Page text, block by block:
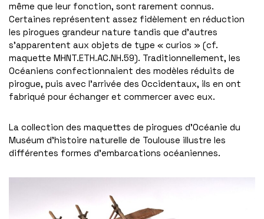
même que leur fonction, sont rarement connus.
Certaines représentent assez fidèlement en réduction
les pirogues grandeur nature tandis que d’autres
s’apparentent aux objets de type « curios » (cf.
maquette MHNT.ETH.AC.NH.59). Traditionnellement, les
Océaniens confectionnaient des modèles réduits de
pirogue, puis avec l’arrivée des Occidentaux, ils en ont
fabriqué pour échanger et commercer avec eux.
La collection des maquettes de pirogues d’Océanie du
Muséum d’histoire naturelle de Toulouse illustre les
différentes formes d’embarcations océaniennes.